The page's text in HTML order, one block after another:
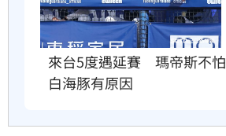
來台5度遇延賽　瑪帝斯不怕
白海豚有原因